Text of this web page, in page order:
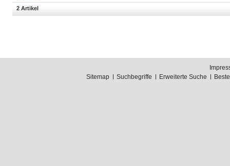
2 Artikel
Sitemap
Suchbegriffe Erweiterte Suche